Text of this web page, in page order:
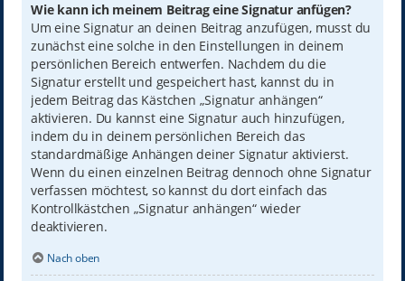
Wie kann ich meinem Beitrag eine Signatur anfügen?
Um eine Signatur an deinen Beitrag anzufügen, musst du
zunächst eine solche in den Einstellungen in deinem
persönlichen Bereich entwerfen. Nachdem du die
Signatur erstellt und gespeichert hast, kannst du in
jedem Beitrag das Kästchen „Signatur anhängen“
aktivieren. Du kannst eine Signatur auch hinzufügen,
indem du in deinem persönlichen Bereich das
standardmäßige Anhängen deiner Signatur aktivierst.
Wenn du einen einzelnen Beitrag dennoch ohne Signatur
verfassen möchtest, so kannst du dort einfach das
Kontrollkästchen „Signatur anhängen“ wieder
deaktivieren.
Nach oben